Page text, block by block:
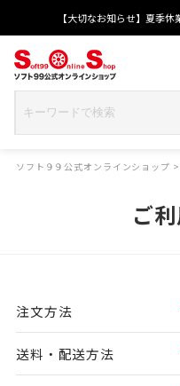
【大切なお知らせ】夏季
ソフト９９公式オンラインショップ >
ご
注文方法
送料・配送方法